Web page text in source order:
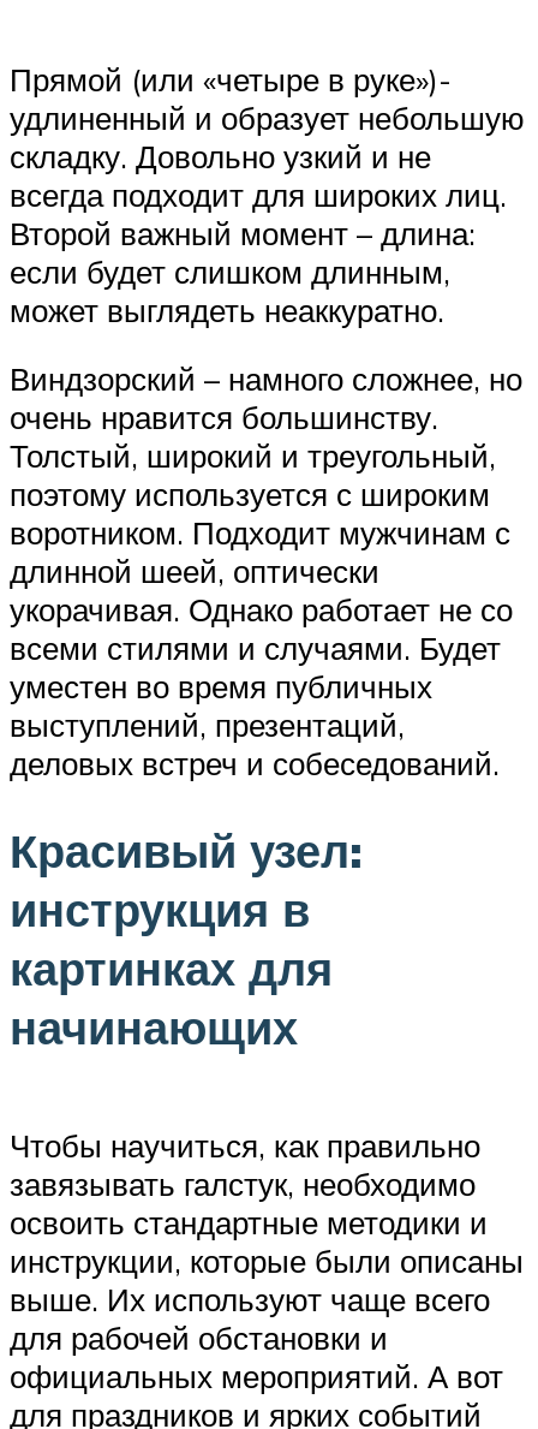
Прямой (или «четыре в руке»)-
удлиненный и образует небольшую
складку. Довольно узкий и не
всегда подходит для широких лиц.
Второй важный момент – длина:
если будет слишком длинным,
может выглядеть неаккуратно.
Виндзорский – намного сложнее, но
очень нравится большинству.
Толстый, широкий и треугольный,
поэтому используется с широким
воротником. Подходит мужчинам с
длинной шеей, оптически
укорачивая. Однако работает не со
всеми стилями и случаями. Будет
уместен во время публичных
выступлений, презентаций,
деловых встреч и собеседований.
Красивый узел:
инструкция в
картинках для
начинающих
Чтобы научиться, как правильно
завязывать галстук, необходимо
освоить стандартные методики и
инструкции, которые были описаны
выше. Их используют чаще всего
для рабочей обстановки и
официальных мероприятий. А вот
для праздников и ярких событий